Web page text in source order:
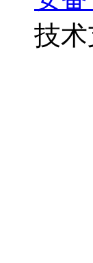
技术